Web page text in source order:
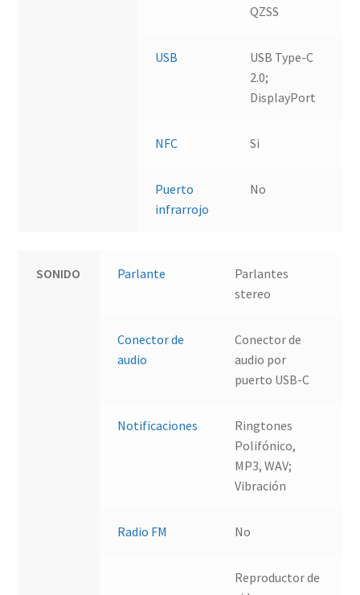
QZSS
USB
USB Type-C
2.0;
DisplayPort
NFC Si
Puerto
infrarrojo
No
SONIDO Parlante
Parlantes
stereo
Conector de
audio
Conector de
audio por
puerto USB-C
Notificaciones
Ringtones
Polifónico,
MP3, WAV;
Vibración
Radio FM No
Reproductor de